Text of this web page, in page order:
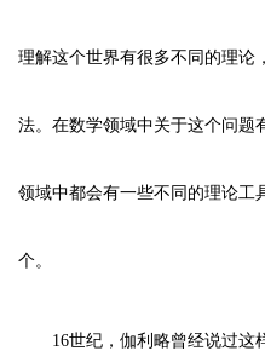
理解这个世界有很多不同的理论
法。在数学领域中关于这个问题
领域中都会有一些不同的理论工
个。
16世纪，伽利略曾经说过这